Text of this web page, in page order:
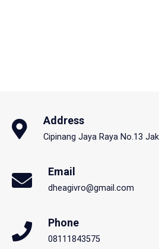
Address
Cipinang Jaya Raya No.13
Email
dheagivro@gmail.com
Phone
08111843575